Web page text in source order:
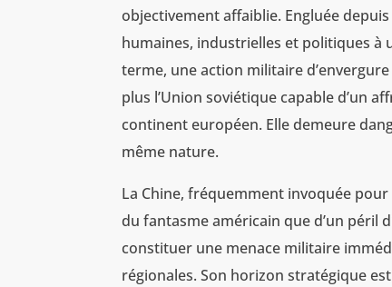
objectivement affaiblie. Engluée
humaines, industrielles et politiques
terme, une action militaire d’envergure
plus l’Union soviétique capable d’un
continent européen. Elle demeure
même nature.
La Chine, fréquemment invoquée
du fantasme américain que d’un péril
constituer une menace militaire
régionales. Son horizon stratégique